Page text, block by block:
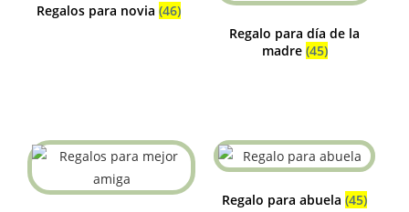
Regalos para novia (46)
Regalo para día de la
madre (45)
Regalo para abuela (45)